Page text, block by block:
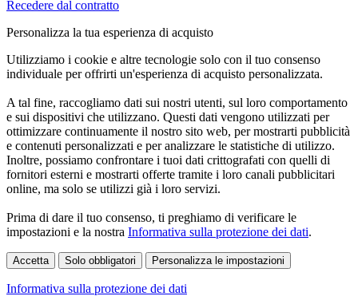
Recedere dal contratto
Personalizza la tua esperienza di acquisto
Utilizziamo i cookie e altre tecnologie solo con il tuo consenso
individuale per offrirti un'esperienza di acquisto personalizzata.
A tal fine, raccogliamo dati sui nostri utenti, sul loro comportamento
e sui dispositivi che utilizzano. Questi dati vengono utilizzati per
ottimizzare continuamente il nostro sito web, per mostrarti pubblicità
e contenuti personalizzati e per analizzare le statistiche di utilizzo.
Inoltre, possiamo confrontare i tuoi dati crittografati con quelli di
fornitori esterni e mostrarti offerte tramite i loro canali pubblicitari
online, ma solo se utilizzi già i loro servizi.
Prima di dare il tuo consenso, ti preghiamo di verificare le
impostazioni e la nostra Informativa sulla protezione dei dati.
Accetta Solo obbligatori Personalizza le impostazioni
Informativa sulla protezione dei dati